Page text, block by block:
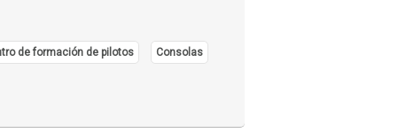
de formación de pilotos Consolas